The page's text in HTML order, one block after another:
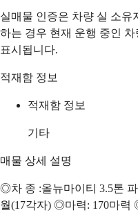
실매물 인증은 차량 실 소유
하는 경우 현재 운행 중인
표시됩니다.
적재함 정보
적재함 정보
기타
매물 상세 설명
◎차 종 :올뉴마이티 3.5톤
월(17각자) ◎마력: 170마